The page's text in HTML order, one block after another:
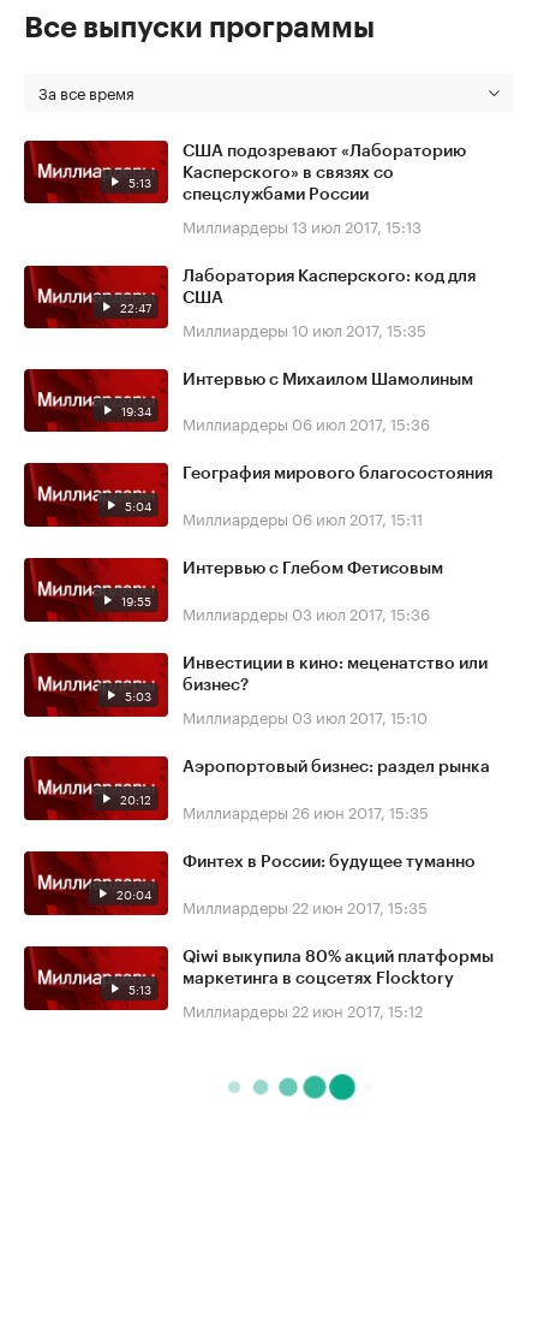
Все выпуски программы
За все время
5:13
США подозревают «Лабораторию
Касперского» в связях со
спецслужбами России
Миллиардеры 13 июл 2017, 15:13
22:47
Лаборатория Касперского: код для
США
Миллиардеры 10 июл 2017, 15:35
19:34
Интервью с Михаилом Шамолиным
Миллиардеры 06 июл 2017, 15:36
5:04
География мирового благосостояния
Миллиардеры 06 июл 2017, 15:11
19:55
Интервью с Глебом Фетисовым
Миллиардеры 03 июл 2017, 15:36
5:03
Инвестиции в кино: меценатство или
бизнес?
Миллиардеры 03 июл 2017, 15:10
20:12
Аэропортовый бизнес: раздел рынка
Миллиардеры 26 июн 2017, 15:35
20:04
Финтех в России: будущее туманно
Миллиардеры 22 июн 2017, 15:35
5:13
Qiwi выкупила 80% акций платформы
маркетинга в соцсетях Flocktory
Миллиардеры 22 июн 2017, 15:12